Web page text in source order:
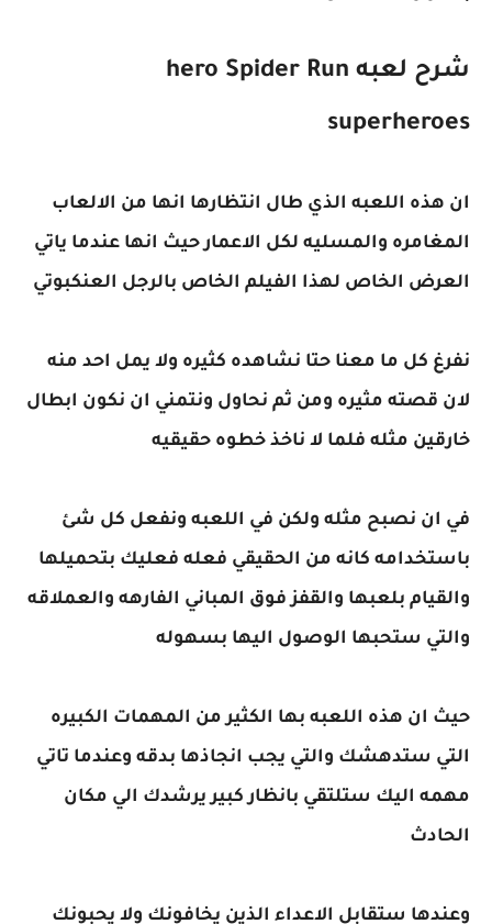
شرح لعبه hero Spider Run
superheroes
ان هذه اللعبه الذي طال انتظارها انها من الالعاب
المغامره والمسليه لكل الاعمار حيث انها عندما ياتي
العرض الخاص لهذا الفيلم الخاص بالرجل العنكبوتي
نفرغ كل ما معنا حتا نشاهده كثيره ولا يمل احد منه
لان قصته مثيره ومن ثم نحاول ونتمني ان نكون ابطال
خارقين مثله فلما لا ناخذ خطوه حقيقيه
في ان نصبح مثله ولكن في اللعبه ونفعل كل شئ
باستخدامه كانه من الحقيقي فعله فعليك بتحميلها
والقيام بلعبها والقفز فوق المباني الفارهه والعملاقه
والتي ستحبها الوصول اليها بسهوله
حيث ان هذه اللعبه بها الكثير من المهمات الكبيره
التي ستدهشك والتي يجب انجاذها بدقه وعندما تاتي
مهمه اليك ستلتقي بانظار كبير يرشدك الي مكان
الحادث
وعندها ستقابل الاعداء الذين يخافونك ولا يحبونك